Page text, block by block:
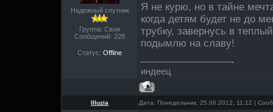
Надежный спутник
Группа: Свои
Сообщений: 228
Статус: Offline
Я не курю, но в тайне
когда детям будет не до
трубку, завернусь в
подымлю на славу!
индеец
Illuzia Дата: Понедельник, 25.06.2012, 11:12 |